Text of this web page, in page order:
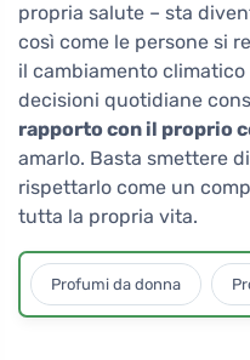
propria salute – sta
così come le persone si
il cambiamento
decisioni quotidiane
rapporto con il proprio
amarlo. Basta smettere
rispettarlo come un
tutta la propria vita.
Profumi da donna